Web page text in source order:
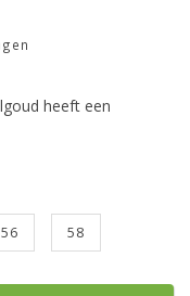
heeft een
56 58